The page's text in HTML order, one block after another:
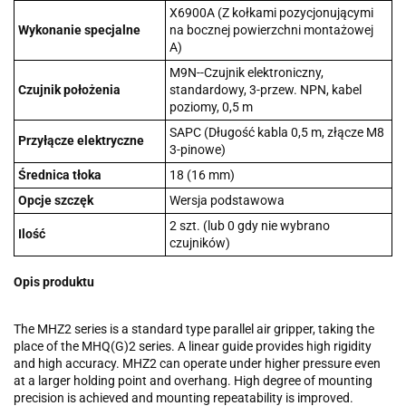
Wykonanie specjalne
X6900A (Z kołkami pozycjonującymi
na bocznej powierzchni montażowej
A)
Czujnik położenia
M9N--Czujnik elektroniczny,
standardowy, 3-przew. NPN, kabel
poziomy, 0,5 m
Przyłącze elektryczne
SAPC (Długość kabla 0,5 m, złącze M8
3-pinowe)
Średnica tłoka
18 (16 mm)
Opcje szczęk
Wersja podstawowa
Ilość
2 szt. (lub 0 gdy nie wybrano
czujników)
Opis produktu
The MHZ2 series is a standard type parallel air gripper, taking the
place of the MHQ(G)2 series. A linear guide provides high rigidity
and high accuracy. MHZ2 can operate under higher pressure even
at a larger holding point and overhang. High degree of mounting
precision is achieved and mounting repeatability is improved.